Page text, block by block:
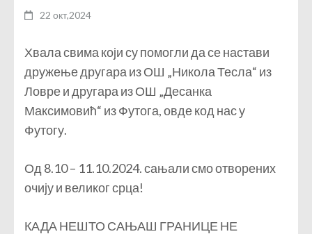
22 окт,2024
Хвала свима који су помогли да се настави
дружење другара из ОШ „Никола Тесла“ из
Ловре и другара из ОШ „Десанка
Максимовић“ из Футога, овде код нас у
Футогу.
Од 8.10 – 11.10.2024. сањали смо отворених
очију и великог срца!
КАДА НЕШТО САЊАШ ГРАНИЦЕ НЕ